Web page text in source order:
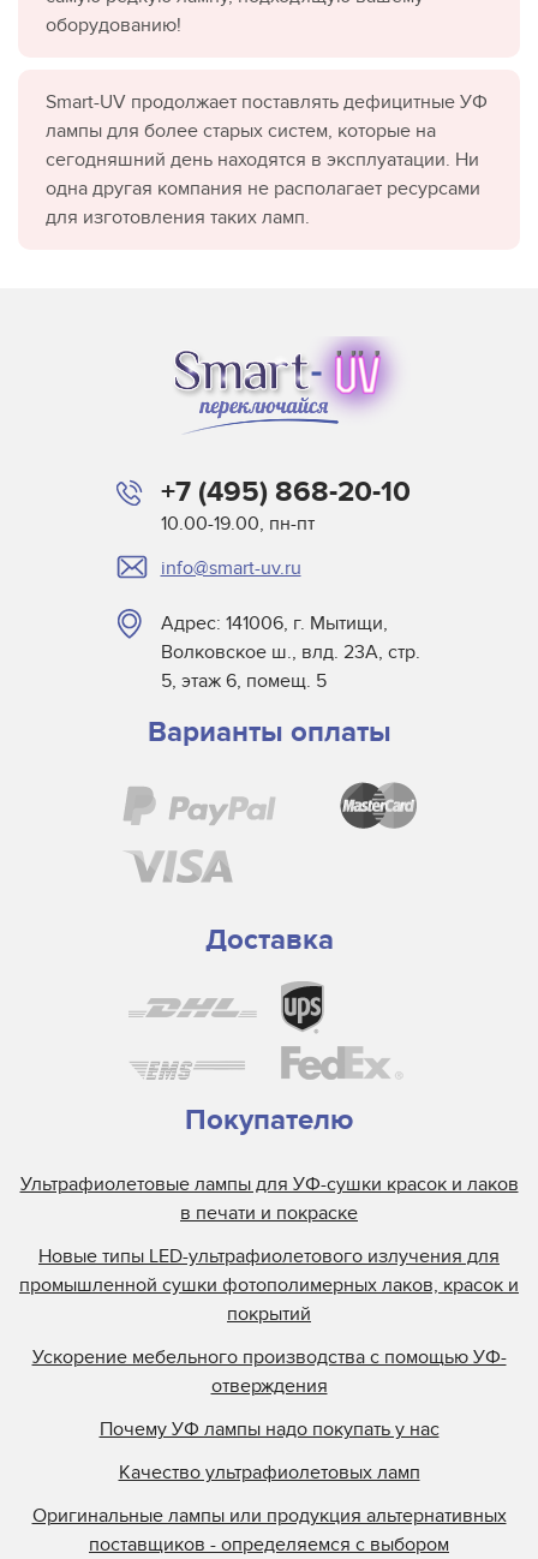
оборудованию!
Smart-UV продолжает поставлять дефицитные УФ
лампы для более старых систем, которые на
сегодняшний день находятся в эксплуатации. Ни
одна другая компания не располагает ресурсами
для изготовления таких ламп.
+7 (495) 868-20-10
10.00-19.00, пн-пт
info@smart-uv.ru
Адрес: 141006, г. Мытищи,
Волковское ш., влд. 23А, стр.
5, этаж 6, помещ. 5
Варианты оплаты
Доставка
Покупателю
Ультрафиолетовые лампы для УФ-сушки красок и лаков
в печати и покраске
Новые типы LED-ультрафиолетового излучения для
промышленной сушки фотополимерных лаков, красок и
покрытий
Ускорение мебельного производства с помощью УФ-
отверждения
Почему УФ лампы надо покупать у нас
Качество ультрафиолетовых ламп
Оригинальные лампы или продукция альтернативных
поставщиков - определяемся с выбором